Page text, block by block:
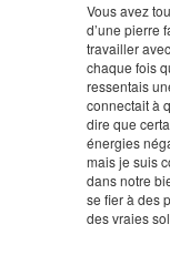
Vous avez
d’une pierre
travailler
chaque fois
ressentais
connectait à
dire que
énergies
mais je suis
dans notre
se fier à des
des vraies